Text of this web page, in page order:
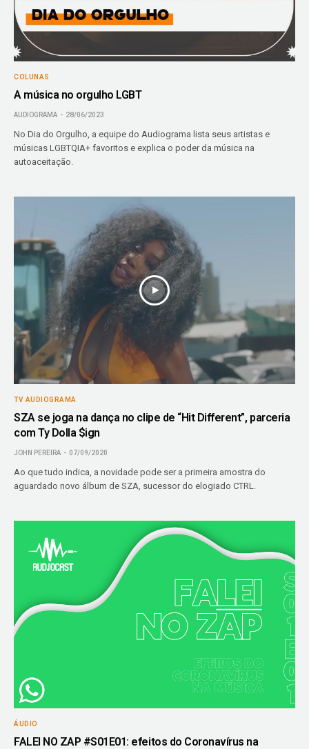
COLUNAS
A música no orgulho LGBT
AUDIOGRAMA 28/06/2023
No Dia do Orgulho, a equipe do Audiograma lista seus artistas e
músicas LGBTQIA+ favoritos e explica o poder da música na
autoaceitação.
TV AUDIOGRAMA
SZA se joga na dança no clipe de “Hit Different”, parceria
com Ty Dolla $ign
JOHN PEREIRA 07/09/2020
Ao que tudo indica, a novidade pode ser a primeira amostra do
aguardado novo álbum de SZA, sucessor do elogiado CTRL.
ÁUDIO
FALEI NO ZAP #S01E01: efeitos do Coronavírus na